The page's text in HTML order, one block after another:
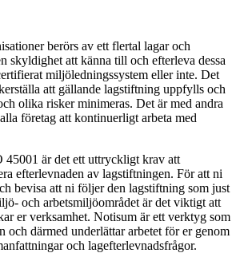
berörs av ett flertal lagar och
skyldighet att känna till och efterleva dessa
miljöledningssystem eller inte. Det
att gällande lagstiftning uppfylls och
olika risker minimeras. Det är med andra
företag att kontinuerligt arbeta med
är det ett uttryckligt krav att
efterlevnaden av lagstiftningen. För att ni
bevisa att ni följer den lagstiftning som just
och arbetsmiljöområdet är det viktigt att
er verksamhet. Notisum är ett verktyg som
och därmed underlättar arbetet för er genom
och lagefterlevnadsfrågor.